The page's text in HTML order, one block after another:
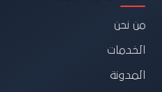
من نحن
الخدمات
المدونة